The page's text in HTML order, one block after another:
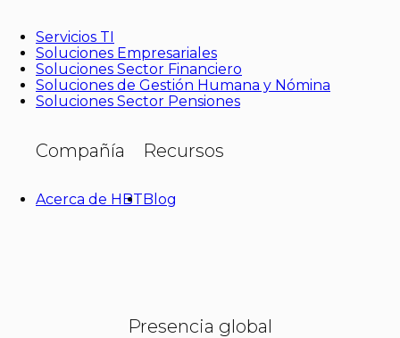
Servicios TI
Soluciones Empresariales
Soluciones Sector Financiero
Soluciones de Gestión Humana y Nómina
Soluciones Sector Pensiones
Compañía
Acerca de HBT
Recursos
Blog
Presencia global